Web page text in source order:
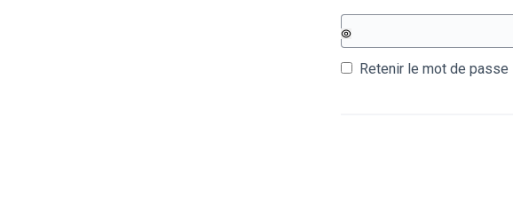
Retenir le mot de passe